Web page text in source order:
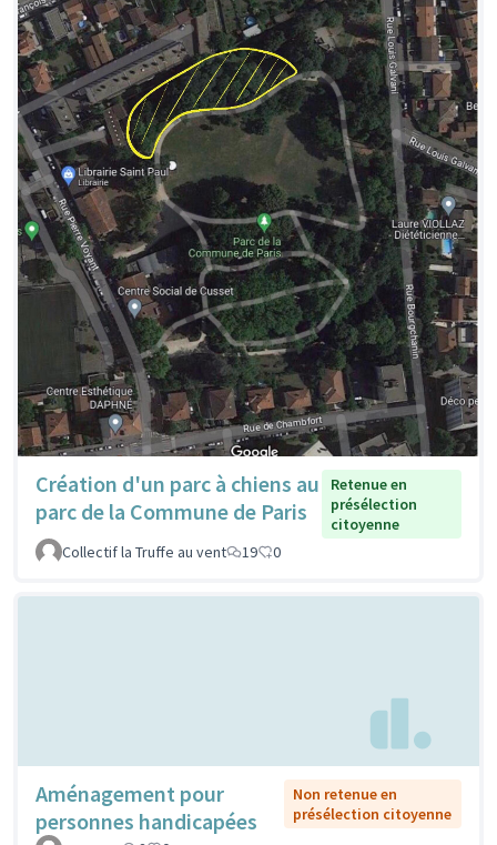
Création d'un parc à chiens au
parc de la Commune de Paris
Retenue en
présélection
citoyenne
Collectif la Truffe au vent
19 0
Aménagement pour
personnes handicapées
Non retenue en
présélection citoyenne